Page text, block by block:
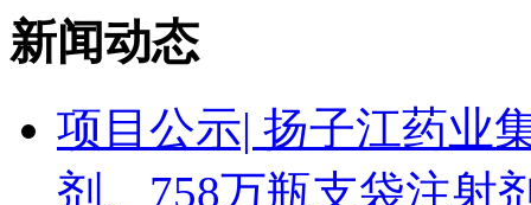
新闻动态
项目公示| 扬子江药业
剂、758万瓶支袋注射